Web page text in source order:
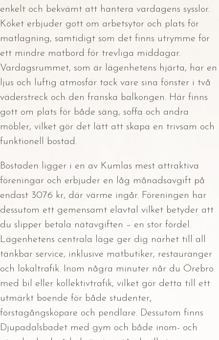
enkelt och bekvämt att hantera vardagens sysslor.
Köket erbjuder gott om arbetsytor och plats för
matlagning, samtidigt som det finns utrymme för
ett mindre matbord för trevliga middagar.
Vardagsrummet, som är lägenhetens hjärta, har en
ljus och luftig atmosfär tack vare sina fönster i två
väderstreck och den franska balkongen. Här finns
gott om plats för både säng, soffa och andra
möbler, vilket gör det lätt att skapa en trivsam och
funktionell bostad.
Bostaden ligger i en av Kumlas mest attraktiva
föreningar och erbjuder en låg månadsavgift på
endast 3076 kr, där värme ingår. Föreningen har
dessutom ett gemensamt elavtal vilket betyder att
du slipper betala nätavgiften – en stor fördel.
Lägenhetens centrala läge ger dig närhet till all
tänkbar service, inklusive matbutiker, restauranger
och lokaltrafik. Inom några minuter når du Örebro
med bil eller kollektivtrafik, vilket gör detta till ett
utmärkt boende för både studenter,
förstagångsköpare och pendlare. Dessutom finns
Djupadalsbadet med gym och både inom- och